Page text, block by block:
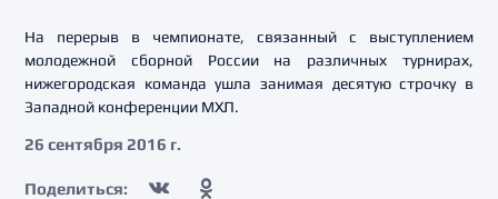
На перерыв в чемпионате, связанный с выступлением
молодежной сборной России на различных турнирах,
нижегородская команда ушла занимая десятую строчку в
Западной конференции МХЛ.
26 сентября 2016 г.
Поделиться: